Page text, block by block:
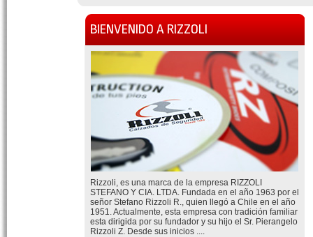
BIENVENIDO A RIZZOLI
Rizzoli, es una marca de la empresa RIZZOLI
STEFANO Y CIA. LTDA. Fundada en el año 1963 por el
señor Stefano Rizzoli R., quien llegó a Chile en el año
1951. Actualmente, esta empresa con tradición familiar
esta dirigida por su fundador y su hijo el Sr. Pierangelo
Rizzoli Z. Desde sus inicios ....